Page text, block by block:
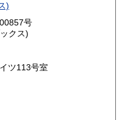
歌山県
島根県
広島県
)
号
クス)
ツ113号室